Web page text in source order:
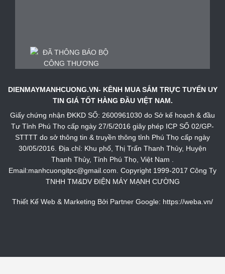
DIENMAYMANHCUONG.VN- KÊNH MUA SẮM TRỰC TUYẾN UY
TIN GIÁ TỐT HÀNG ĐẦU VIỆT NAM.
Giấy chứng nhận ĐKKD SỐ: 2600961030 do Sở kế hoạch & đầu
Tư Tỉnh Phú Thọ cấp ngày 27/5/2016 giây phép ICP SỐ 02/GP-
STTTT do sở thông tin & truyền thông tỉnh Phú Thọ cấp ngày
30/05/2016. Địa chỉ: Khu phố, Thị Trấn Thanh Thủy, Huyện
Thanh Thủy, Tỉnh Phú Thọ, Việt Nam .
Email:manhcuongitpc@gmail.com. Copyright 1999-2017 Công Ty
TNHH TM&DV ĐIỆN MÁY MẠNH CƯỜNG
Thiết Kế Web & Marketing Bởi Partner Google: https://weba.vn/